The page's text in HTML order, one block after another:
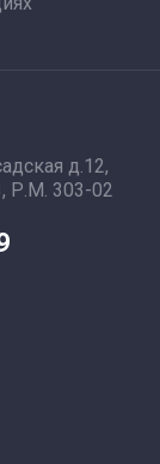
д.12,
Р.М. 303-02